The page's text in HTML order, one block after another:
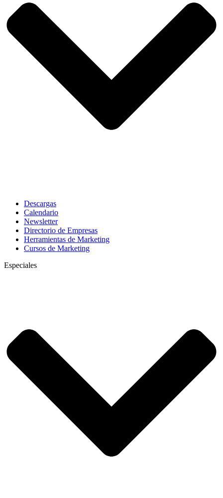
Descargas
Calendario
Newsletter
Directorio de Empresas
Herramientas de Marketing
Cursos de Marketing
Especiales